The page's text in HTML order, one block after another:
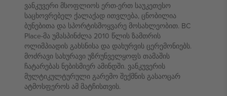
ვანკუვერი მსოფლიოს ერთ-ერთ საუკეთესო
საცხოვრებელ ქალაქად ითვლება, ცნობილია
ბუნებითა და სპორტისმოყვარე მოსახლეობით. BC
Place-მა უმასპინძლა 2010 წლის ზამთრის
ოლიმპიადის გახსნისა და დახურვის ცერემონიებს.
მოძრავი სახურავი უზრუნველყოფს თამაშის
ჩატარებას ნებისმიერ ამინდში. ვანკუვერის
მულტიკულტურული გარემო შექმნის გასაოცარ
ატმოსფეროს ამ მატჩისთვის.